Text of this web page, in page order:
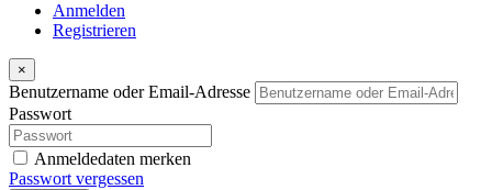
Anmelden
Registrieren
×
Benutzername oder Email-Adresse
Passwort
Anmeldedaten merken
Passwort vergessen